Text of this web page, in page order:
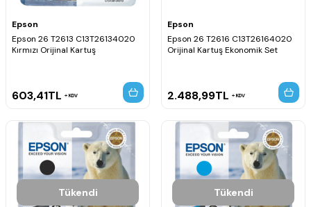
Epson
Epson 26 T2613 C13T26134020
Kırmızı Orijinal Kartuş
603,41TL KDV
Epson
Epson 26 T2616 C13T26164020
Orijinal Kartuş Ekonomik Set
2.488,99TL KDV
Tükendi Tükendi